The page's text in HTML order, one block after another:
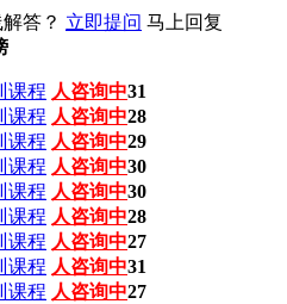
答？ 立即提问 马上回复
课程 人咨询中31
课程 人咨询中28
课程 人咨询中29
课程 人咨询中30
课程 人咨询中30
课程 人咨询中28
课程 人咨询中27
课程 人咨询中31
课程 人咨询中27